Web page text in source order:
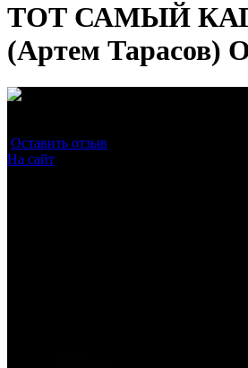
ТОТ САМЫЙ
(Артем Тарасов)
Оставить отзыв
На сайт